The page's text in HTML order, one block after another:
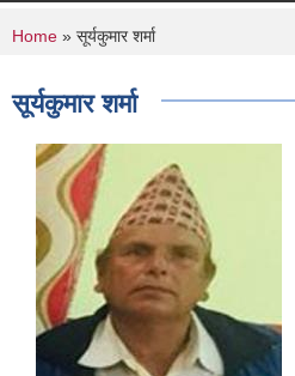
You are here
Home » सूर्यकुमार शर्मा
सूर्यकुमार शर्मा